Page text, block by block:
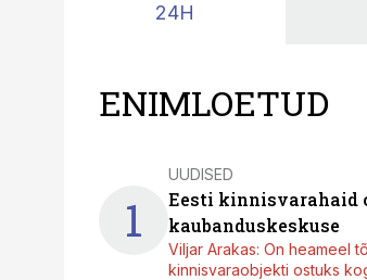
24H
ENIMLOETUD
1
UUDISED
Eesti kinnisvarahaid
kaubanduskeskuse
Viljar Arakas: On heameel
kinnisvaraobjekti ostuks